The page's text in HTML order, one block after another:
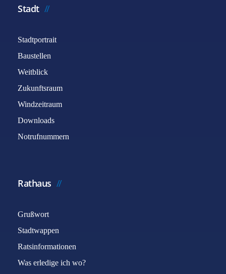
E-Mail*
Nachricht
Captcha*
Stadt
Stadtportrait
Baustellen
Weitblick
Zukunftsraum
Windzeitraum
Downloads
Notrufnummern
Rathaus
Grußwort
Stadtwappen
Ratsinformationen
Was erledige ich wo?